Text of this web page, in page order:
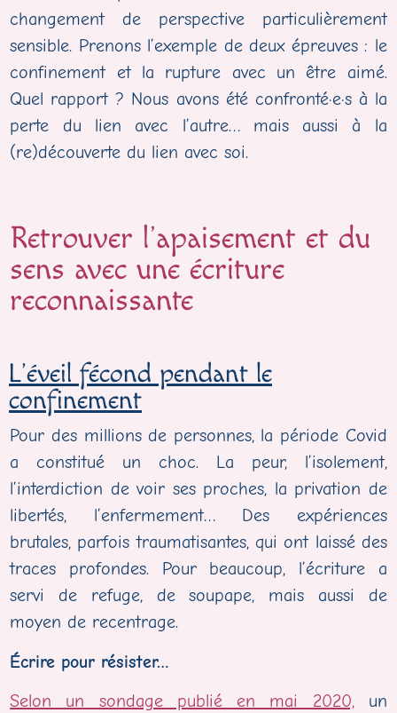
changement de perspective particulièrement
sensible. Prenons l’exemple de deux épreuves : le
confinement et la rupture avec un être aimé.
Quel rapport ? Nous avons été confronté·e·s à la
perte du lien avec l’autre… mais aussi à la
(re)découverte du lien avec soi.
Retrouver l’apaisement et du
sens avec une écriture
reconnaissante
L’éveil fécond pendant le
confinement
Pour des millions de personnes, la période Covid
a constitué un choc. La peur, l’isolement,
l’interdiction de voir ses proches, la privation de
libertés, l’enfermement… Des expériences
brutales, parfois traumatisantes, qui ont laissé des
traces profondes. Pour beaucoup, l’écriture a
servi de refuge, de soupape, mais aussi de
moyen de recentrage.
Écrire pour résister…
Selon un sondage publié en mai 2020,un